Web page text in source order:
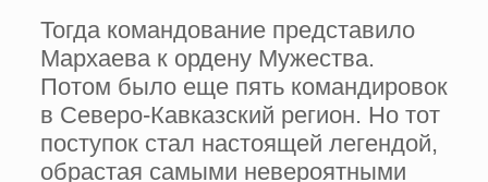
Тогда командование представило
Мархаева к ордену Мужества.
Потом было еще пять командировок
в Северо-Кавказский регион. Но тот
поступок стал настоящей легендой,
обрастая самыми невероятными